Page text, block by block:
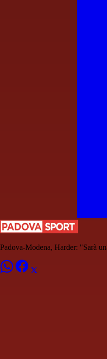
Padova-Modena, Harder: "Sarà